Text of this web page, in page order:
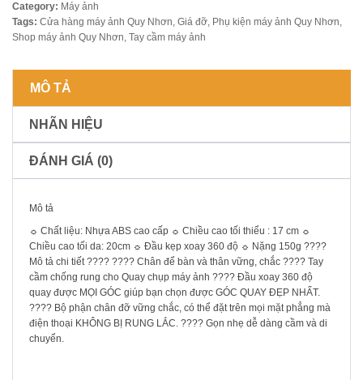
Category: Máy ảnh
Tags: Cửa hàng máy ảnh Quy Nhơn, Giá đỡ, Phụ kiện máy ảnh Quy Nhơn,
Shop máy ảnh Quy Nhơn, Tay cầm máy ảnh
MÔ TẢ
NHÃN HIỆU
ĐÁNH GIÁ (0)
Mô tả
☼ Chất liệu: Nhựa ABS cao cấp ☼ Chiều cao tối thiểu : 17 cm ☼
Chiều cao tối da: 20cm ☼ Đầu kẹp xoay 360 độ ☼ Nặng 150g ????
Mô tả chi tiết ???? ???? Chân để bàn và thân vững, chắc ???? Tay
cầm chống rung cho Quay chụp máy ảnh ???? Đầu xoay 360 độ
quay được MỌI GÓC giúp bạn chọn được GÓC QUAY ĐẸP NHẤT.
???? Bộ phận chân đỡ vững chắc, có thể đặt trên mọi mặt phẳng mà
điện thoại KHÔNG BỊ RUNG LẮC. ???? Gọn nhẹ dễ dàng cầm và di
chuyển.